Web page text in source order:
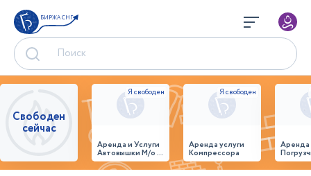
БИРЖА СНГ
Свободен
сейчас
Аренда и Услуги
Автовышки М/о г.
Домодедово
26,28,32 место
Аренда услуги
Компрессора